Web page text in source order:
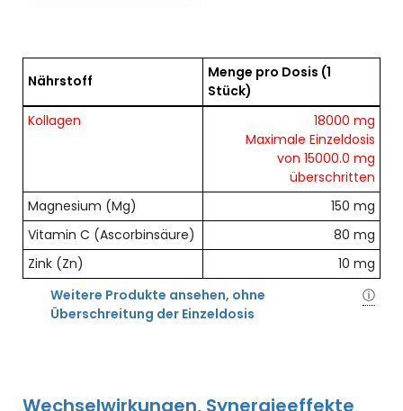
Übersicht der enthaltenen Nährstoffe pro Dosis
Nährstoff Menge pro Dosis (1
Stück)
Kollagen
18000 mg
Maximale Einzeldosis
von 15000.0 mg
überschritten
Magnesium (Mg)
150 mg
Vitamin C (Ascorbinsäure)
80 mg
Zink (Zn)
10 mg
Weitere Produkte ansehen, ohne
Überschreitung der Einzeldosis
ⓘ
Wechselwirkungen, Synergieeffekte